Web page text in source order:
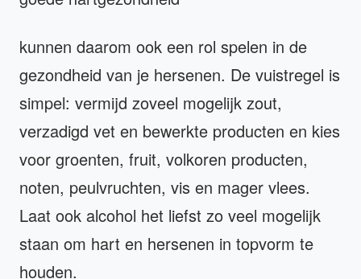
kunnen daarom ook een rol spelen in de
gezondheid van je hersenen. De vuistregel is
simpel: vermijd zoveel mogelijk zout,
verzadigd vet en bewerkte producten en kies
voor groenten, fruit, volkoren producten,
noten, peulvruchten, vis en mager vlees.
Laat ook alcohol het liefst zo veel mogelijk
staan om hart en hersenen in topvorm te
houden.